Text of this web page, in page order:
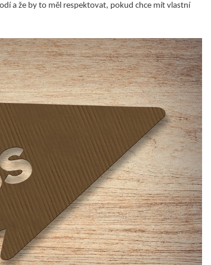
a že by to měl respektovat, pokud chce mít vlastní